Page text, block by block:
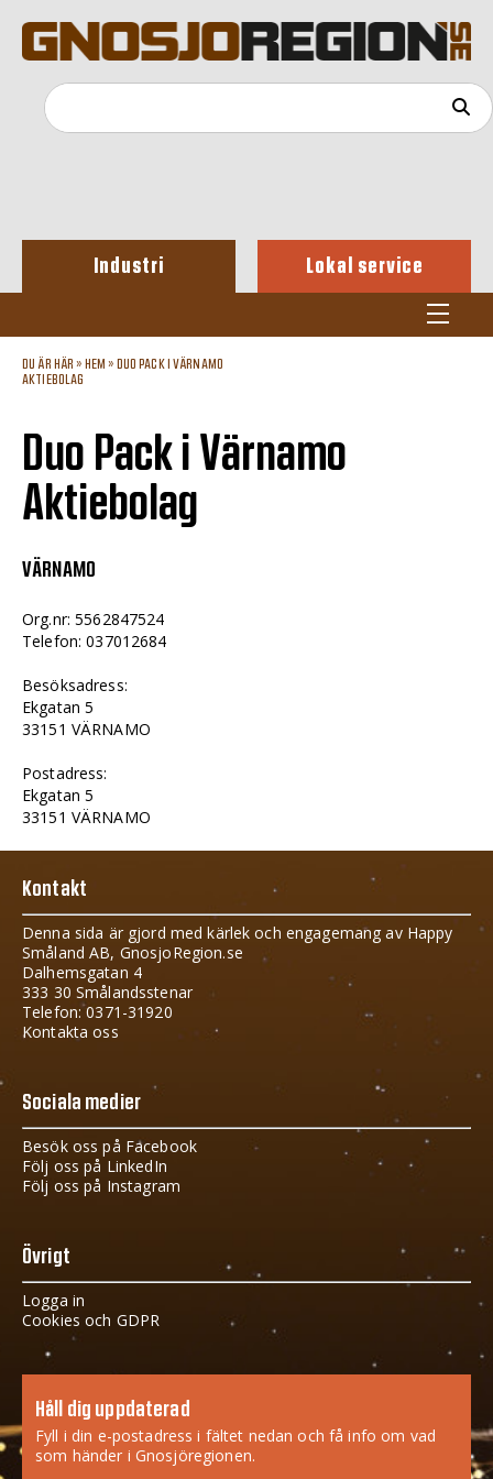
Industri Lokal service
DU ÄR HÄR » HEM » DUO PACK I VÄRNAMO
AKTIEBOLAG
Duo Pack i Värnamo
Aktiebolag
VÄRNAMO
Org.nr: 5562847524
Telefon: 037012684
Besöksadress:
Ekgatan 5
33151 VÄRNAMO
Postadress:
Ekgatan 5
33151 VÄRNAMO
Kontakt
Denna sida är gjord med kärlek och engagemang av Happy
Småland AB, GnosjoRegion.se
Dalhemsgatan 4
333 30 Smålandsstenar
Telefon: 0371-31920
Kontakta oss
Sociala medier
Besök oss på Facebook
Följ oss på LinkedIn
Följ oss på Instagram
Övrigt
Logga in
Cookies och GDPR
Håll dig uppdaterad
Fyll i din e-postadress i fältet nedan och få info om vad
som händer i Gnosjöregionen.